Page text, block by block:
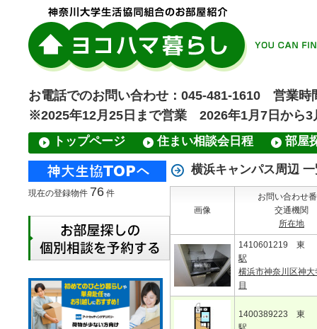
お電話でのお問い合わせ：045-481-1610 営
※2025年12月25日まで営業 2026年1月7日から
トップページ 住まい相談会日程 部屋
横浜キャンパス周辺
画像
お問い合わせ
交通機関
所在地
1410601219 東
駅
横浜市神奈川区神大
目
1400389223 東
現在の登録物件 76 件